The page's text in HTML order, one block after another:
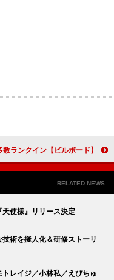
【ビルボード】尾田栄一郎『ONE PIECE』最新113巻が“Hot Manga”2連覇達成 初登場作品がトップ10圏内に多数ランクイン
RELATED NEWS
使様』リリース決定
術を擬人化＆研修ストーリ
レイジ／小林私／えびちゅ